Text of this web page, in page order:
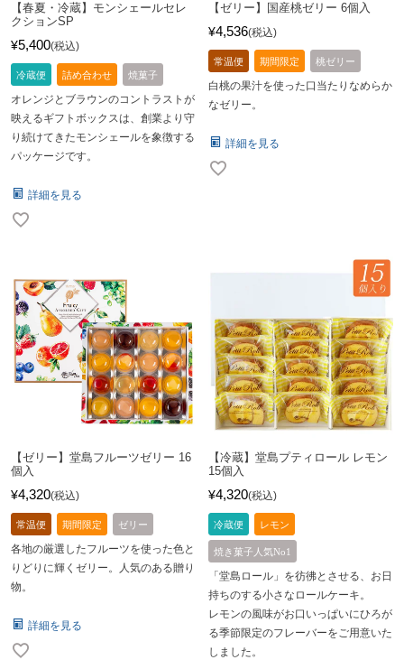
【春夏・冷蔵】モンシェールセレ
クションSP
¥5,400 税込
冷蔵便 詰め合わせ 焼菓子
オレンジとブラウンのコントラストが
映えるギフトボックスは、創業より守
り続けてきたモンシェールを象徴する
パッケージです。
詳細を見る
【ゼリー】国産桃ゼリー 6個入
¥4,536 税込
常温便 期間限定 桃ゼリー
白桃の果汁を使った口当たりなめらか
なゼリー。
詳細を見る
【ゼリー】堂島フルーツゼリー 16
個入
¥4,320 税込
常温便 期間限定 ゼリー
各地の厳選したフルーツを使った色と
りどりに輝くゼリー。人気のある贈り
物。
詳細を見る
【冷蔵】堂島プティロール レモン
15個入
¥4,320 税込
冷蔵便 レモン
焼き菓子人気No1
「堂島ロール」を彷彿とさせる、お日
持ちのする小さなロールケーキ。
レモンの風味がお口いっぱいにひろが
る季節限定のフレーバーをご用意いた
しました。